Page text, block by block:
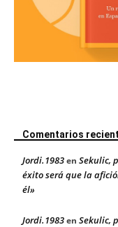
Comentarios
Jordi.1983en Sekulic,
éxito será que la
él»
Jordi.1983en Sekulic,